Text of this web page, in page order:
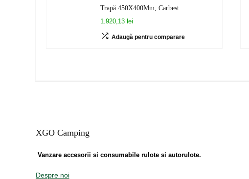
Trapă 450X400Mm, Carbest
1.920,13 lei
Adaugă pentru comparare
XGO Camping
Vanzare accesorii si consumabile rulote si autorulote.
Despre noi